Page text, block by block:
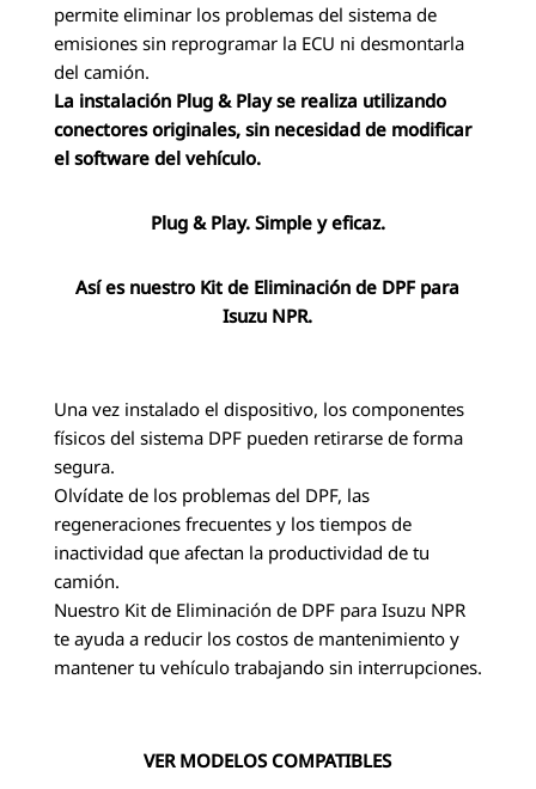
permite eliminar los problemas del sistema de
emisiones sin reprogramar la ECU ni desmontarla
del camión.
La instalación Plug & Play se realiza utilizando
conectores originales, sin necesidad de modificar
el software del vehículo.
Plug & Play. Simple y eficaz.
Así es nuestro Kit de Eliminación de DPF para
Isuzu NPR.
Una vez instalado el dispositivo, los componentes
físicos del sistema DPF pueden retirarse de forma
segura.
Olvídate de los problemas del DPF, las
regeneraciones frecuentes y los tiempos de
inactividad que afectan la productividad de tu
camión.
Nuestro Kit de Eliminación de DPF para Isuzu NPR
te ayuda a reducir los costos de mantenimiento y
mantener tu vehículo trabajando sin interrupciones.
VER MODELOS COMPATIBLES